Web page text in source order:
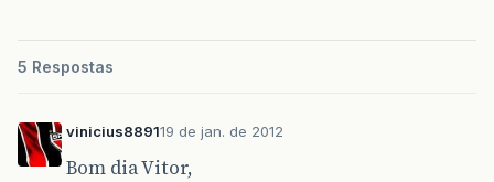
5 Respostas
vinicius889119 de jan. de 2012
Bom dia Vitor,